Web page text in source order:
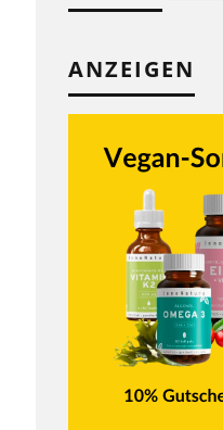
ANZEIGEN